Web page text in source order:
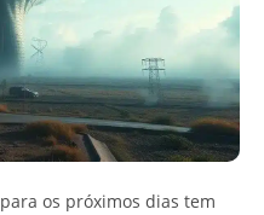
para os próximos dias tem